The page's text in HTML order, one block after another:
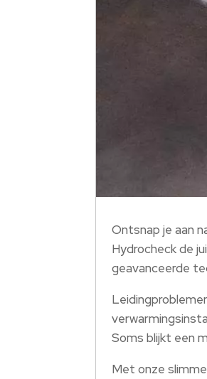
Ontsnap je aan
Hydrocheck de
geavanceerde
Soms blijkt een
Met onze